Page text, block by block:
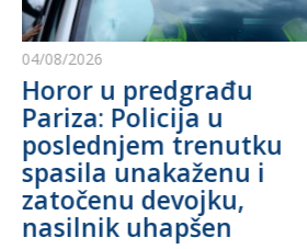
04/08/2026
Horor u predgrađu
Pariza: Policija u
poslednjem trenutku
spasila unakaženu i
zatočenu devojku,
nasilnik uhapšen